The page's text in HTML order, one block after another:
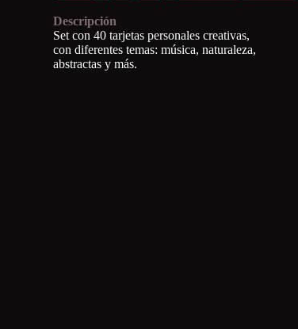
Descripción
Set con 40 tarjetas personales creativas,
con diferentes temas: música, naturaleza,
abstractas y más.